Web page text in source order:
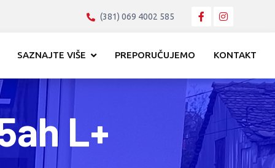
(381) 069 4002 585
SAZNAJTE VIŠE PREPORUČUJEMO KONTAKT
L+